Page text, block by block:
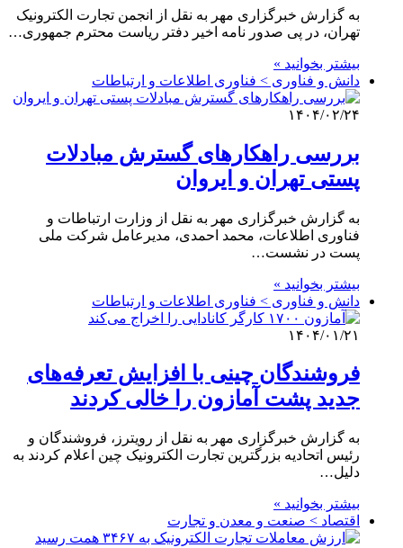
به گزارش خبرگزاری مهر به نقل از انجمن تجارت الکترونیک
تهران، در پی صدور نامه اخیر دفتر ریاست محترم جمهوری…
بیشتر بخوانید »
دانش و فناوری > فناوری اطلاعات و ارتباطات
۱۴۰۴/۰۲/۲۴
بررسی راهکارهای گسترش مبادلات
پستی تهران و ایروان
به گزارش خبرگزاری مهر به نقل از وزارت ارتباطات و
فناوری اطلاعات، محمد احمدی، مدیرعامل شرکت ملی
پست در نشست…
بیشتر بخوانید »
دانش و فناوری > فناوری اطلاعات و ارتباطات
۱۴۰۴/۰۱/۲۱
فروشندگان چینی با افزایش تعرفه‌های
جدید پشت آمازون را خالی کردند
به گزارش خبرگزاری مهر به نقل از رویترز، فروشندگان و
رئیس اتحادیه بزرگترین تجارت الکترونیک چین اعلام کردند به
دلیل…
بیشتر بخوانید »
اقتصاد > صنعت و معدن و تجارت